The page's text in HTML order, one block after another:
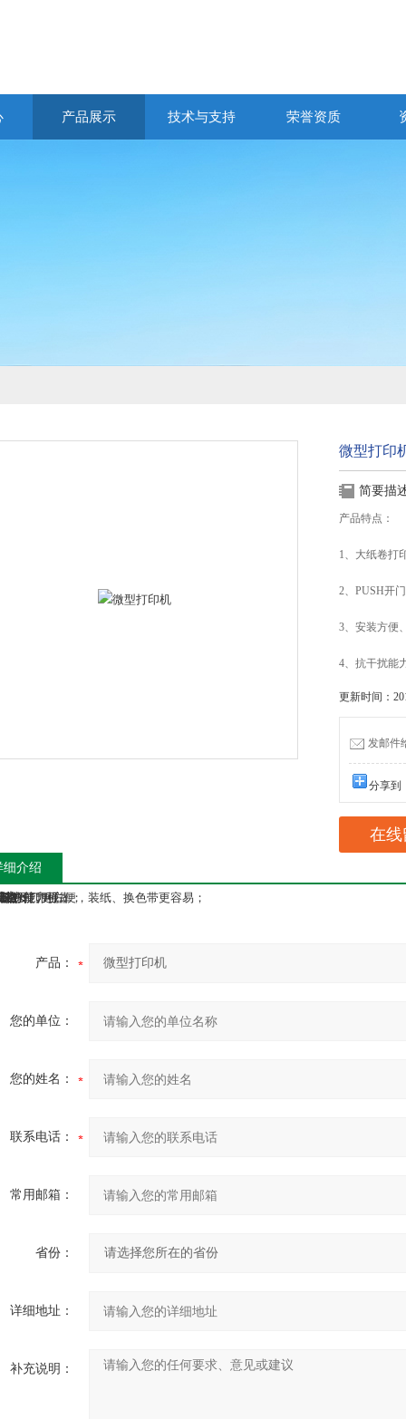
产品展示 技术与支持 荣誉资质
微型打印
简要描
产品特点：
1、大纸卷打
2、PUSH开
3、安装方便
4、抗干扰能
更新时间：
发邮件
分享到
在线
细介绍
点：
卷打印机；
开门更方便，装纸、换色带更容易；
方便、可靠；
扰能力强。
格：
产品：
您的单位：
您的姓名：
联系电话：
常用邮箱：
省份：
详细地址：
补充说明：